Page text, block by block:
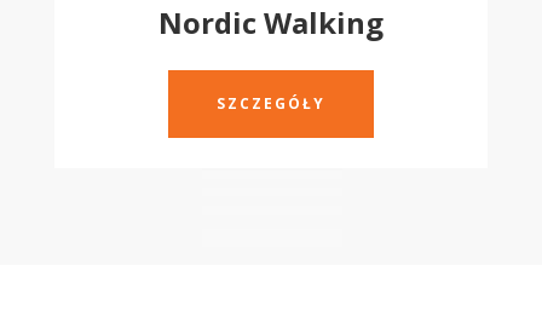
Nordic Walking
SZCZEGÓŁY